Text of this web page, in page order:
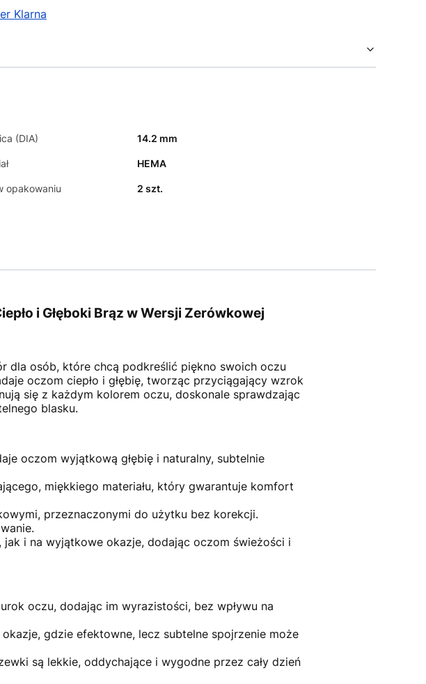
(DIA) 14.2 mm
HEMA
opakowaniu 2 szt.
i Głęboki Brąz w Wersji Zerówkowej
dla osób, które chcą podkreślić piękno swoich oczu
oczom ciepło i głębię, tworząc przyciągający wzrok
się z każdym kolorem oczu, doskonale sprawdzając
blasku.
oczom wyjątkową głębię i naturalny, subtelnie
miękkiego materiału, który gwarantuje komfort
przeznaczonymi do użytku bez korekcji.
i na wyjątkowe okazje, dodając oczom świeżości i
oczu, dodając im wyrazistości, bez wpływu na
gdzie efektowne, lecz subtelne spojrzenie może
są lekkie, oddychające i wygodne przez cały dzień